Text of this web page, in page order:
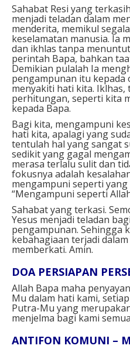
Sahabat Resi yang
menjadi teladan dalam
menderita, memikul
keselamatan manusia. Ia
dan ikhlas tanpa
perintah Bapa, bahkan
Demikian pulalah Ia
pengampunan itu
menyakiti hati kita. Iklhas,
perhitungan, seperti kita
kepada Bapa.
Bagi kita, mengampuni
hati kita, apalagi yang
tentulah hal yang sangat
sedikit yang gagal
merasa terlalu sulit dan
fokusnya adalah
mengampuni seperti yang
“Mengampuni seperti
Sahabat yang terkasi.
Yesus menjadi teladan
pengampunan. Sehingga
kebahagiaan terjadi
memberkati. Amin.
DOA PERSIAPAN
Allah Bapa maha
Mu dalam hati kami,
Putra-Mu yang
menjelma bagi kami
ANTIFON KOMUNI –